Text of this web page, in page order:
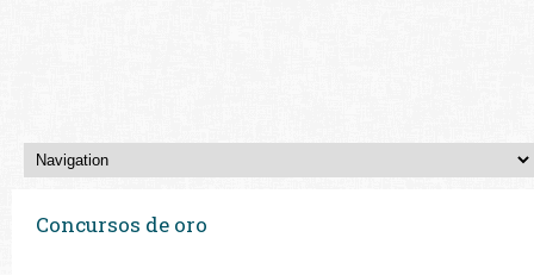
Concursos de oro